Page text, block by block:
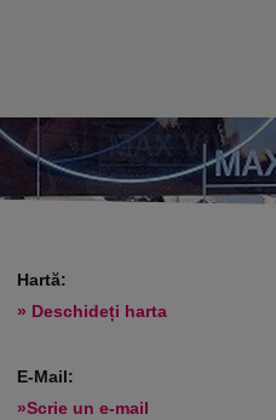
Hartă:
» Deschideți harta
E-Mail:
»Scrie un e-mail